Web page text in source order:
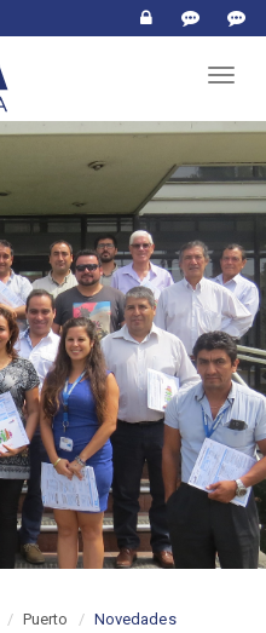
Puerto
Novedades